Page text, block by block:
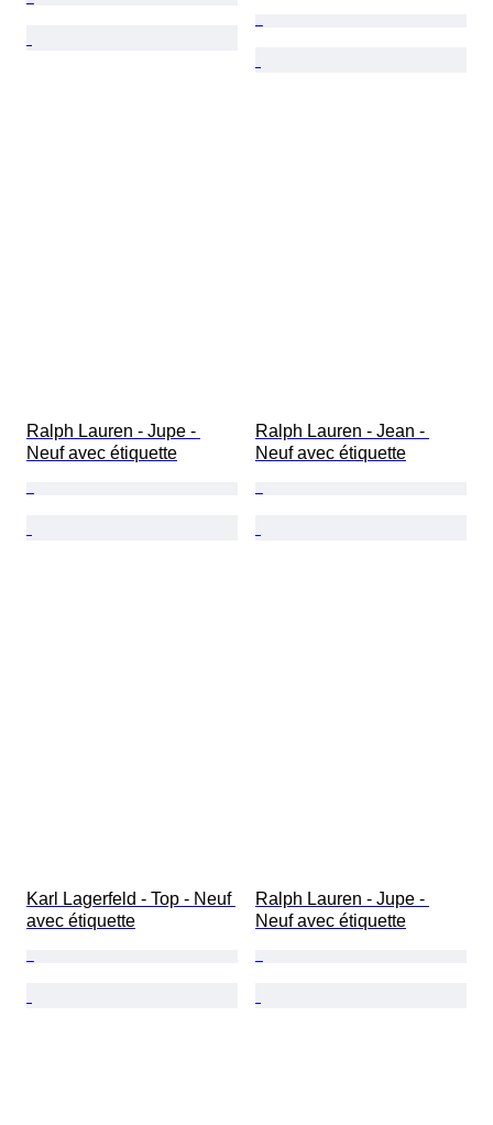
Ralph Lauren - Jupe -
Neuf avec étiquette
Ralph Lauren - Jean -
Neuf avec étiquette
Karl Lagerfeld - Top - Neuf
avec étiquette
Ralph Lauren - Jupe -
Neuf avec étiquette